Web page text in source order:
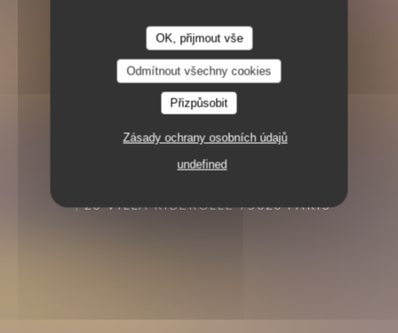
OK, přijmout vše
Odmítnout všechny cookies
Přizpůsobit
Zásady ochrany osobních údajů
undefined
23 VILLA RIBEROLLE 75020 PARIS